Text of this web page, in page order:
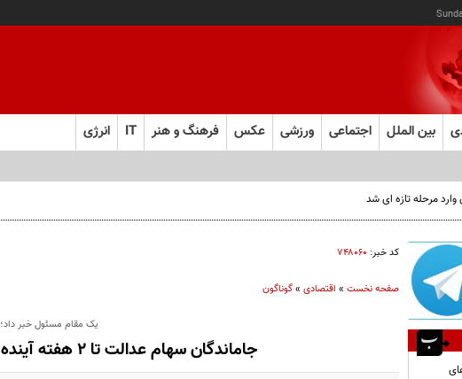
بین الملل اجتماعی ورزشی عکس فرهنگ و هنر IT انرژی
کد خبر: ۷۴۸۰۶۰
صفحه نخست» اقتصادی»گوناگون
یک مقام مسئول خبر داد؛
جاماندگان سهام عدالت تا ۲ هفته آینده تعیین و تکلیف می‌شوند